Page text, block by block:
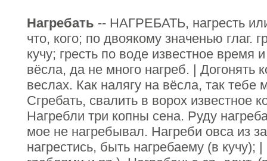
Нагребать -- НАГРЕБАТЬ, нагресть
что, кого; по двоякому значенью глаг.
кучу; гресть по воде известное время
вёсла, да не много нагреб. | Догонять
веслах. Как налягу на вёсла, так тебе
Сгребать, свалить в ворох известное
Нагребли три копны сена. Руду
мое не нагребывал. Нагреби овса из
нагрестись, быть нагребаему (в кучу);